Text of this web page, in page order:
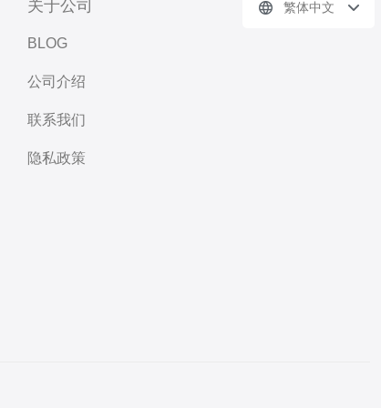
关于公司
BLOG
公司介绍
联系我们
隐私政策
繁体中文